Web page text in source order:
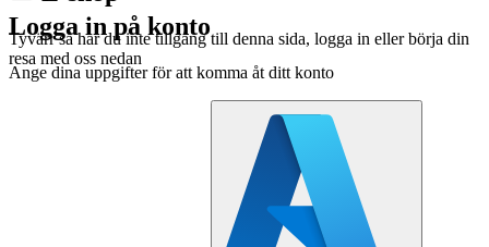
Tyvärr så har du inte tillgång till denna sida, logga in eller börja din
resa med oss nedan
Logga in på konto
Ange dina uppgifter för att komma åt ditt konto